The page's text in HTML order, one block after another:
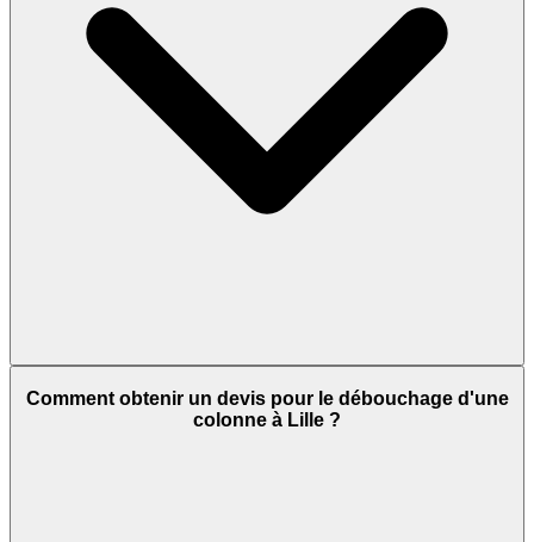
Comment obtenir un devis pour le débouchage d'une
colonne à Lille ?